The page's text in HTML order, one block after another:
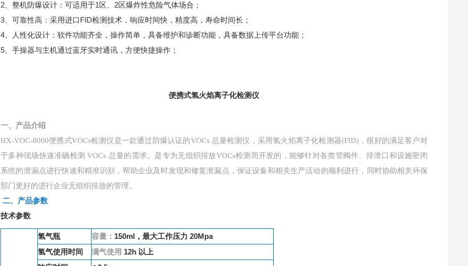
2、整机防爆设计：可适用于1区、2区爆炸性危险气体场合；
3、可靠性高：采用进口FID检测技术，响应时间快，精度高，寿命时间长；
4、人性化设计：软件功能齐全，操作简单，具备维护和诊断功能，具备数据上传平台功能；
5、手操器与主机通过蓝牙实时通讯，方便快捷操作；
便携式氢火焰离子化检测仪
一、 产品介绍
HX-VOC-8000便携式VOCs检测仪是一款通过防爆认证的VOCs 总量检测仪，采用氢火焰离子化检测器(FID)，很好的满足客户对
于多种现场快速准确检测 VOCs 总量的需求。是专为无组织排放VOCs检测而开发的，能够针对各类管阀件、排泄口和设施密闭
系统的泄漏点进行快速和精准识别，帮助企业及时发现和修复泄漏点，保证设备和相关生产活动的顺利进行，同时协助相关环保
部门更好的进行企业无组织排放的管理。
二、 产品参数
技术参数
氢气瓶 容量： 150ml，最大工作压力 20Mpa
氢气使用时间
满气使用 12h 以上